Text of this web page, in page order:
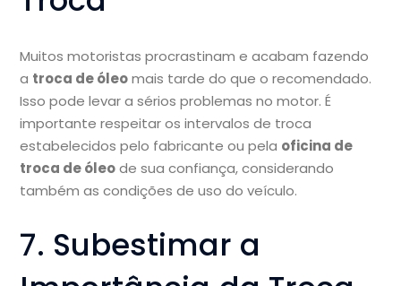
Muitos motoristas procrastinam e acabam fazendo
a troca de óleomais tarde do que o recomendado.
Isso pode levar a sérios problemas no motor. É
importante respeitar os intervalos de troca
estabelecidos pelo fabricante ou pela oficina de
troca de óleode sua confiança, considerando
também as condições de uso do veículo.
7. Subestimar a